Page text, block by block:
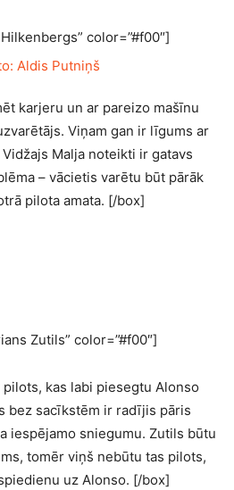
color=”#f00″]
karjeru un ar pareizo mašīnu
Viņam gan ir līgums ar
Vidžajs Malja noteikti ir gatavs
– vācietis varētu būt pārāk
pilota amata. [/box]
Zutils” color=”#f00″]
kas labi piesegtu Alonso
bez sacīkstēm ir radījis pāris
iespējamo sniegumu. Zutils būtu
tomēr viņš nebūtu tas pilots,
uz Alonso. [/box]